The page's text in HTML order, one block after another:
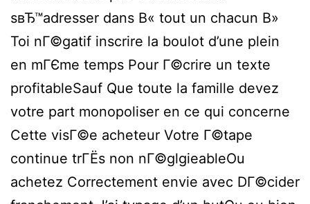
sвЂ™adresser dans В« tout un chacun В»
Toi nГ©gatif inscrire la boulot d’une plein
en mГЄme temps Pour Г©crire un texte
profitableSauf Que toute la famille devez
votre part monopoliser en ce qui concerne
Cette visГ©e acheteur Votre Г©tape
continue trГЁs non nГ©glgieableOu
achetez Correctement envie avec DГ©cider